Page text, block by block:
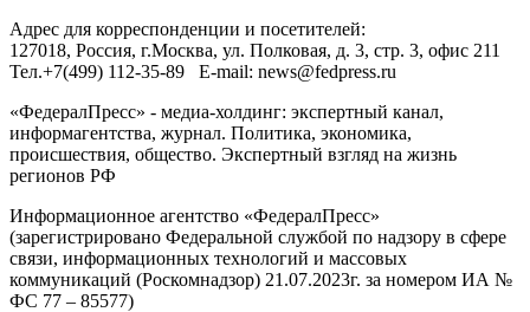
Адрес для корреспонденции и посетителей:
127018, Россия, г.Москва, ул. Полковая, д. 3, стр. 3, офис 211
Тел.+7(499) 112-35-89 E-mail: news@fedpress.ru
«ФедералПресс» - медиа-холдинг: экспертный канал,
информагентства, журнал. Политика, экономика,
происшествия, общество. Экспертный взгляд на жизнь
регионов РФ
Информационное агентство «ФедералПресс»
(зарегистрировано Федеральной службой по надзору в сфере
связи, информационных технологий и массовых
коммуникаций (Роскомнадзор) 21.07.2023г. за номером ИА №
ФС 77 – 85577)